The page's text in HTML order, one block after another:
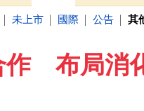
未上市 國際 公告 其
作 布局消